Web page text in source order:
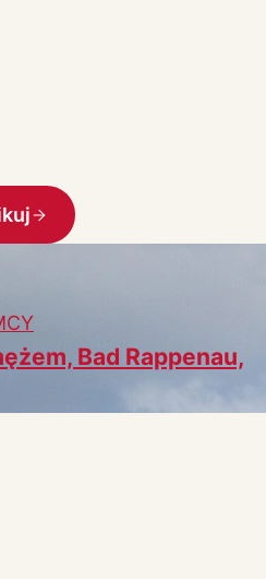
Bad Rappenau,